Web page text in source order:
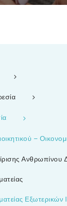
–
Ανθρωπίνου
Εξωτερικών